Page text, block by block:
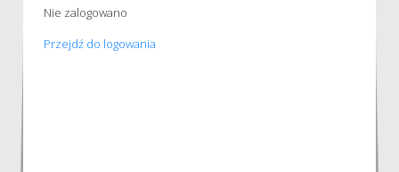
Nie zalogowano
Przejdź do logowania